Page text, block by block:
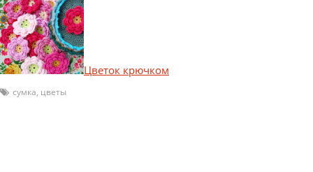
Цветок крючком
сумка, цветы